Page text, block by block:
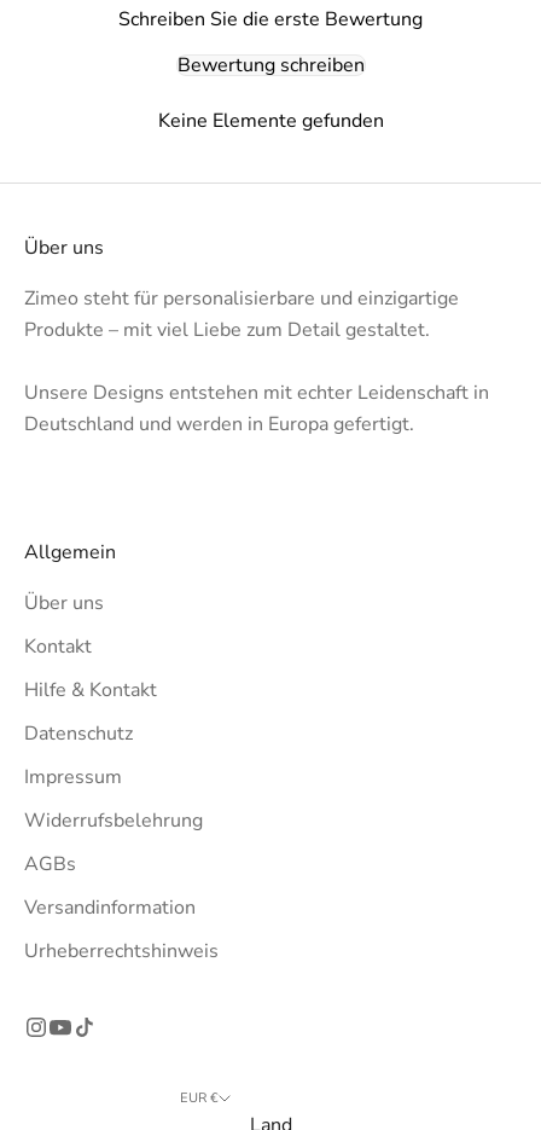
Schreiben Sie die erste Bewertung
Bewertung schreiben
Keine Elemente gefunden
Über uns
Zimeo steht für personalisierbare und einzigartige
Produkte – mit viel Liebe zum Detail gestaltet.
Unsere Designs entstehen mit echter Leidenschaft in
Deutschland und werden in Europa gefertigt.
Allgemein
Über uns
Kontakt
Hilfe & Kontakt
Datenschutz
Impressum
Widerrufsbelehrung
AGBs
Versandinformation
Urheberrechtshinweis
EUR €